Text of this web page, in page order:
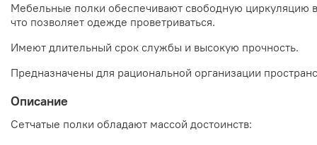
Мебельные полки обеспечивают свободную циркуляцию
что позволяет одежде проветриваться.
Имеют длительный срок службы и высокую прочность.
Предназначены для рациональной организации
Описание
Сетчатые полки обладают массой достоинств: